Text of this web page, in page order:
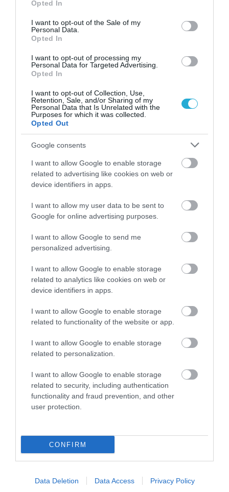
use your data for below specified purposes in below Google
consent section.
Opted In
I want to opt-out of the Sale of my
Personal Data.
Opted In
I want to opt-out of processing my
Personal Data for Targeted Advertising.
Opted In
I want to opt-out of Collection, Use,
Retention, Sale, and/or Sharing of my
Personal Data that Is Unrelated with the
Purposes for which it was collected.
Opted Out
Google consents
I want to allow Google to enable storage
related to advertising like cookies on web or
device identifiers in apps.
I want to allow my user data to be sent to
Google for online advertising purposes.
I want to allow Google to send me
personalized advertising.
I want to allow Google to enable storage
related to analytics like cookies on web or
device identifiers in apps.
I want to allow Google to enable storage
related to functionality of the website or app.
I want to allow Google to enable storage
related to personalization.
I want to allow Google to enable storage
related to security, including authentication
functionality and fraud prevention, and other
user protection.
CONFIRM
Data Deletion Data Access Privacy Policy
χωράνε μαζί στην αγκαλιά μου;» (φωτο)
18.07.2026 18:38
Γιατί στην εγκυμοσύνη γίνεται υπέρηχος
και όχι μαγνητική – Η εξήγηση πίσω από
τις «τρομακτικές» εικόνες των εμβρύων
21:01
Παιδιά του πρώτου lockdown: Νέα έρευνα
συναισθηματική διαχείριση
Βίντεο: Όταν μια μητέρα σουτάρει σαν
σταρ του ποδοσφαίρου και πετυχαίνει με